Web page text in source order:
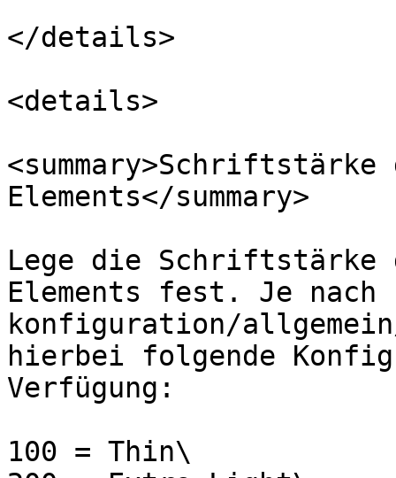
</details>
<details>
Elements</summary>
Lege die Schriftstärke
Elements fest. Je
konfiguration/
hierbei folgende
Verfügung:
100 = Thin\